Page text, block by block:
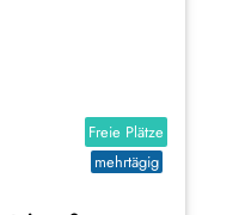
Freie Plätze
mehrtägig